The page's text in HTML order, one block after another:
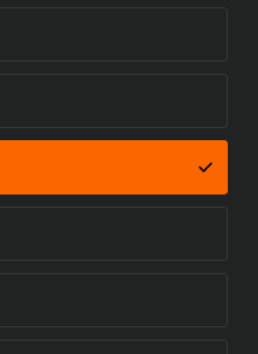
document